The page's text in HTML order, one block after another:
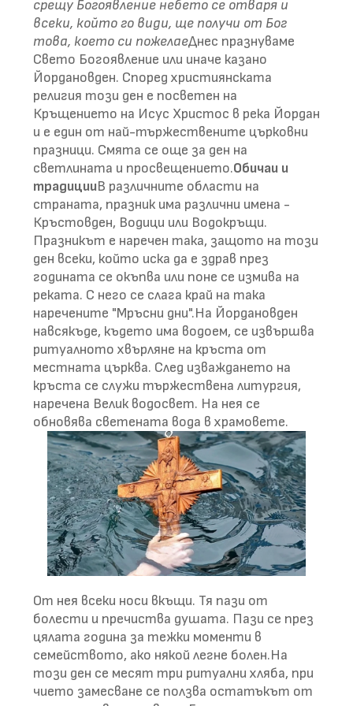
срещу Богоявление небето се отваря и
всеки, който го види, ще получи от Бог
това, което си пожелаеДнес празнуваме
Свето Богоявление или иначе казано
Йордановден. Според християнската
религия този ден е посветен на
Кръщението на Исус Христос в река Йордан
и е един от най-тържествените църковни
празници. Смята се още за ден на
светлината и просвещението.Обичаи и
традицииВ различните области на
страната, празник има различни имена -
Кръстовден, Водици или Водокръщи.
Празникът е наречен така, защото на този
ден всеки, който иска да е здрав през
годината се окъпва или поне се измива на
реката. С него се слага край на така
наречените "Мръсни дни".На Йордановден
навсякъде, където има водоем, се извършва
ритуалното хвърляне на кръста от
местната църква. След изваждането на
кръста се служи тържествена литургия,
наречена Велик водосвет. На нея се
обновява светената вода в храмовете.
От нея всеки носи вкъщи. Тя пази от
болести и пречиства душата. Пази се през
цялата година за тежки моменти в
семейството, ако някой легне болен.На
този ден се месят три ритуални хляба, при
чието замесване се ползва остатъкът от